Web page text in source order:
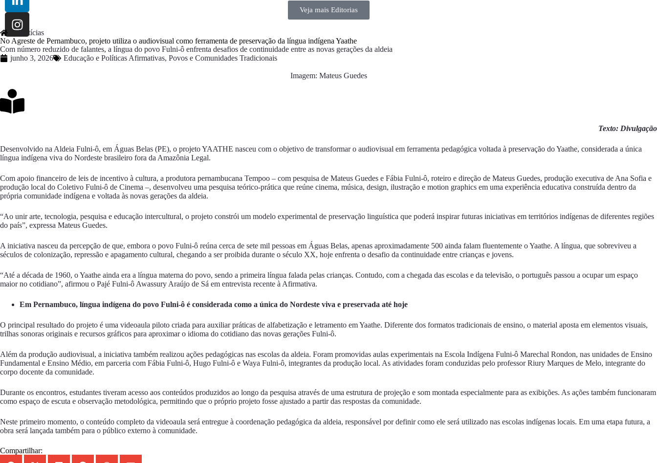
Veja mais Editorias
> Notícias
No Agreste de Pernambuco, projeto utiliza o audiovisual como ferramenta de preservação da língua indígena Yaathe
Com número reduzido de falantes, a língua do povo Fulni-ô enfrenta desafios de continuidade entre as novas gerações da aldeia
junho 3, 2026
Educação e Políticas Afirmativas, Povos e Comunidades Tradicionais
Imagem: Mateus Guedes
Texto: Divulgação
Desenvolvido na Aldeia Fulni-ô, em Águas Belas (PE), o projeto YAATHE nasceu com o objetivo de transformar o audiovisual em ferramenta pedagógica voltada à preservação do Yaathe, considerada a única
língua indígena viva do Nordeste brasileiro fora da Amazônia Legal.
Com apoio financeiro de leis de incentivo à cultura, a produtora pernambucana Tempoo – com pesquisa de Mateus Guedes e Fábia Fulni-ô, roteiro e direção de Mateus Guedes, produção executiva de Ana Sofia e
produção local do Coletivo Fulni-ô de Cinema –, desenvolveu uma pesquisa teórico-prática que reúne cinema, música, design, ilustração e motion graphics em uma experiência educativa construída dentro da
própria comunidade indígena e voltada às novas gerações da aldeia.
“Ao unir arte, tecnologia, pesquisa e educação intercultural, o projeto constrói um modelo experimental de preservação linguística que poderá inspirar futuras iniciativas em territórios indígenas de diferentes regiões
do país”, expressa Mateus Guedes.
A iniciativa nasceu da percepção de que, embora o povo Fulni-ô reúna cerca de sete mil pessoas em Águas Belas, apenas aproximadamente 500 ainda falam fluentemente o Yaathe. A língua, que sobreviveu a
séculos de colonização, repressão e apagamento cultural, chegando a ser proibida durante o século XX, hoje enfrenta o desafio da continuidade entre crianças e jovens.
“Até a década de 1960, o Yaathe ainda era a língua materna do povo, sendo a primeira língua falada pelas crianças. Contudo, com a chegada das escolas e da televisão, o português passou a ocupar um espaço
maior no cotidiano”, afirmou o Pajé Fulni-ô Awassury Araújo de Sá em entrevista recente à Afirmativa.
Em Pernambuco, língua indígena do povo Fulni-ô é considerada como a única do Nordeste viva e preservada até hoje
O principal resultado do projeto é uma videoaula piloto criada para auxiliar práticas de alfabetização e letramento em Yaathe. Diferente dos formatos tradicionais de ensino, o material aposta em elementos visuais,
trilhas sonoras originais e recursos gráficos para aproximar o idioma do cotidiano das novas gerações Fulni-ô.
Além da produção audiovisual, a iniciativa também realizou ações pedagógicas nas escolas da aldeia. Foram promovidas aulas experimentais na Escola Indígena Fulni-ô Marechal Rondon, nas unidades de Ensino
Fundamental e Ensino Médio, em parceria com Fábia Fulni-ô, Hugo Fulni-ô e Waya Fulni-ô, integrantes da produção local. As atividades foram conduzidas pelo professor Riury Marques de Melo, integrante do
corpo docente da comunidade.
Durante os encontros, estudantes tiveram acesso aos conteúdos produzidos ao longo da pesquisa através de uma estrutura de projeção e som montada especialmente para as exibições. As ações também funcionaram
como espaço de escuta e observação metodológica, permitindo que o próprio projeto fosse ajustado a partir das respostas da comunidade.
Neste primeiro momento, o conteúdo completo da videoaula será entregue à coordenação pedagógica da aldeia, responsável por definir como ele será utilizado nas escolas indígenas locais. Em uma etapa futura, a
obra será lançada também para o público externo à comunidade.
Compartilhar: